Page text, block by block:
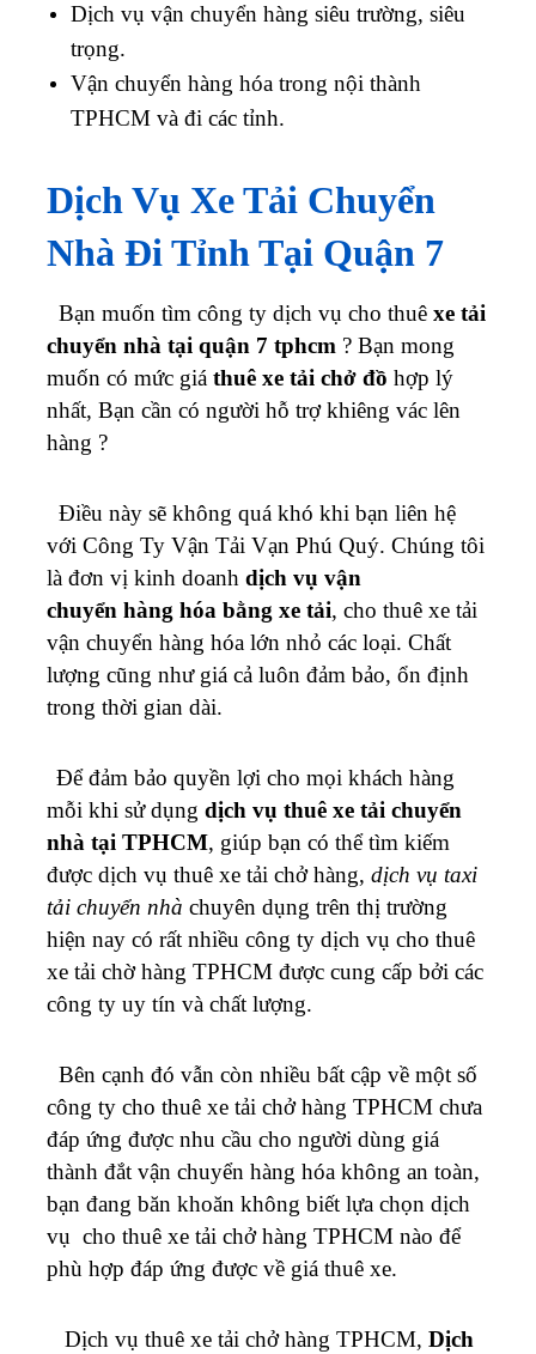
Dịch vụ vận chuyển hàng siêu trường, siêu
trọng.
Vận chuyển hàng hóa trong nội thành
TPHCM và đi các tỉnh.
Dịch Vụ Xe Tải Chuyển
Nhà Đi Tỉnh Tại Quận 7
Bạn muốn tìm công ty dịch vụ cho thuê xe tải
chuyển nhà tại quận 7 tphcm ? Bạn mong
muốn có mức giá thuê xe tải chở đồ hợp lý
nhất, Bạn cần có người hỗ trợ khiêng vác lên
hàng ?
Điều này sẽ không quá khó khi bạn liên hệ
với Công Ty Vận Tải Vạn Phú Quý. Chúng tôi
là đơn vị kinh doanh dịch vụ vận
chuyển hàng hóa bằng xe tải, cho thuê xe tải
vận chuyển hàng hóa lớn nhỏ các loại. Chất
lượng cũng như giá cả luôn đảm bảo, ổn định
trong thời gian dài.
Để đảm bảo quyền lợi cho mọi khách hàng
mỗi khi sử dụng dịch vụ thuê xe tải chuyển
nhà tại TPHCM, giúp bạn có thể tìm kiếm
được dịch vụ thuê xe tải chở hàng, dịch vụ taxi
tải chuyển nhà chuyên dụng trên thị trường
hiện nay có rất nhiều công ty dịch vụ cho thuê
xe tải chờ hàng TPHCM được cung cấp bởi các
công ty uy tín và chất lượng.
Bên cạnh đó vẫn còn nhiều bất cập về một số
công ty cho thuê xe tải chở hàng TPHCM chưa
đáp ứng được nhu cầu cho người dùng giá
thành đắt vận chuyển hàng hóa không an toàn,
bạn đang băn khoăn không biết lựa chọn dịch
vụ cho thuê xe tải chở hàng TPHCM nào để
phù hợp đáp ứng được về giá thuê xe.
Dịch vụ thuê xe tải chở hàng TPHCM, Dịch